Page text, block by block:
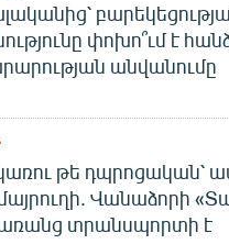
փոխո՞ւմ է
անվանումը
թե դպրոցական՝
Վանաձորի
տրանսպորտի է